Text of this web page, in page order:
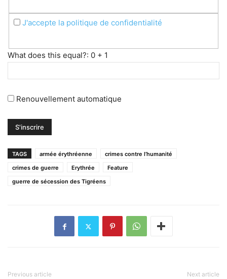
J'accepte la politique de confidentialité
What does this equal?: 0 + 1
Renouvellement automatique
TAGS armée érythréenne
crimes contre l’humanité
crimes de guerre
Erythrée
Feature
guerre de sécession des Tigréens
Previous article Next article